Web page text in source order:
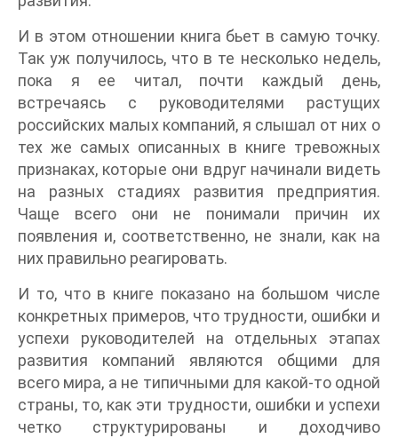
И в этом отношении книга бьет в самую точку.
Так уж получилось, что в те несколько недель,
пока я ее читал, почти каждый день,
встречаясь с руководителями растущих
российских малых компаний, я слышал от них о
тех же самых описанных в книге тревожных
признаках, которые они вдруг начинали видеть
на разных стадиях развития предприятия.
Чаще всего они не понимали причин их
появления и, соответственно, не знали, как на
них правильно реагировать.
И то, что в книге показано на большом числе
конкретных примеров, что трудности, ошибки и
успехи руководителей на отдельных этапах
развития компаний являются общими для
всего мира, а не типичными для какой-то одной
страны, то, как эти трудности, ошибки и успехи
четко структурированы и доходчиво